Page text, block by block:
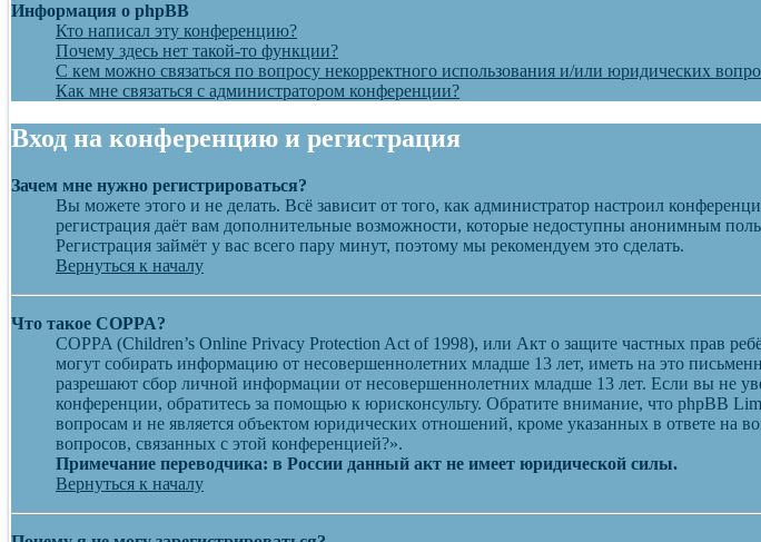
Информация о phpBB
Кто написал эту конференцию?
Почему здесь нет такой-то функции?
С кем можно связаться по вопросу некорректного использования и/или юридических
Как мне связаться с администратором конференции?
Вход на конференцию и регистрация
Зачем мне нужно регистрироваться?
Вы можете этого и не делать. Всё зависит от того, как администратор настроил
регистрация даёт вам дополнительные возможности, которые недоступны анонимным
Регистрация займёт у вас всего пару минут, поэтому мы рекомендуем это сделать.
Вернуться к началу
Что такое COPPA?
COPPA (Children’s Online Privacy Protection Act of 1998), или Акт о защите частных прав
могут собирать информацию от несовершеннолетних младше 13 лет, иметь на это
разрешают сбор личной информации от несовершеннолетних младше 13 лет. Если вы не
конференции, обратитесь за помощью к юрисконсульту. Обратите внимание, что phpBB
вопросам и не является объектом юридических отношений, кроме указанных в ответе на
вопросов, связанных с этой конференцией?».
Примечание переводчика: в России данный акт не имеет юридической силы.
Вернуться к началу